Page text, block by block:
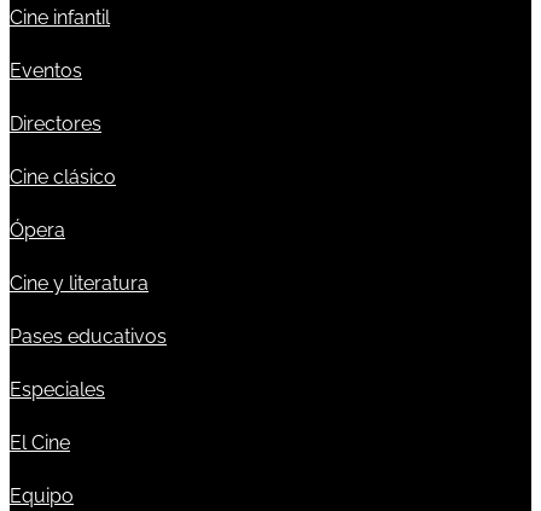
Cine infantil
Eventos
Directores
Cine clásico
Ópera
Cine y literatura
Pases educativos
Especiales
El Cine
Equipo